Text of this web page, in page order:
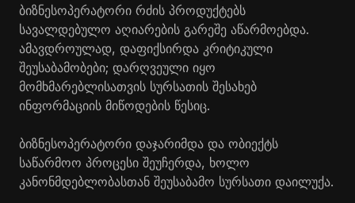
ბიზნესოპერატორი რძის პროდუქტებს
სავალდებულო აღიარების გარეშე აწარმოებდა.
ამავდროულად, დაფიქსირდა კრიტიკული
შეუსაბამობები; დარღვეული იყო
მომხმარებლისათვის სურსათის შესახებ
ინფორმაციის მიწოდების წესიც.
ბიზნესოპერატორი დაჯარიმდა და ობიექტს
საწარმოო პროცესი შეუჩერდა, ხოლო
კანონმდებლობასთან შეუსაბამო სურსათი დაილუქა.